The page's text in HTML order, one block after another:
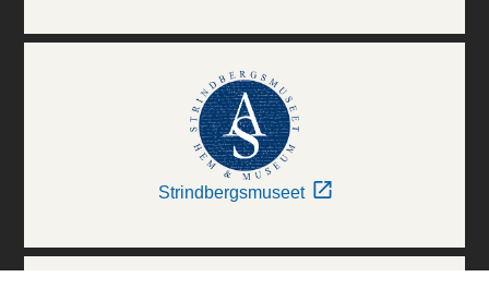
Strindbergsmuseet